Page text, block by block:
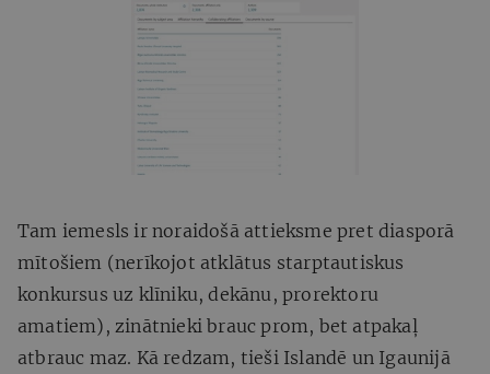
Tam iemesls ir noraidošā attieksme pret diasporā
mītošiem (nerīkojot atklātus starptautiskus
konkursus uz klīniku, dekānu, prorektoru
amatiem), zinātnieki brauc prom, bet atpakaļ
atbrauc maz. Kā redzam, tieši Islandē un Igaunijā